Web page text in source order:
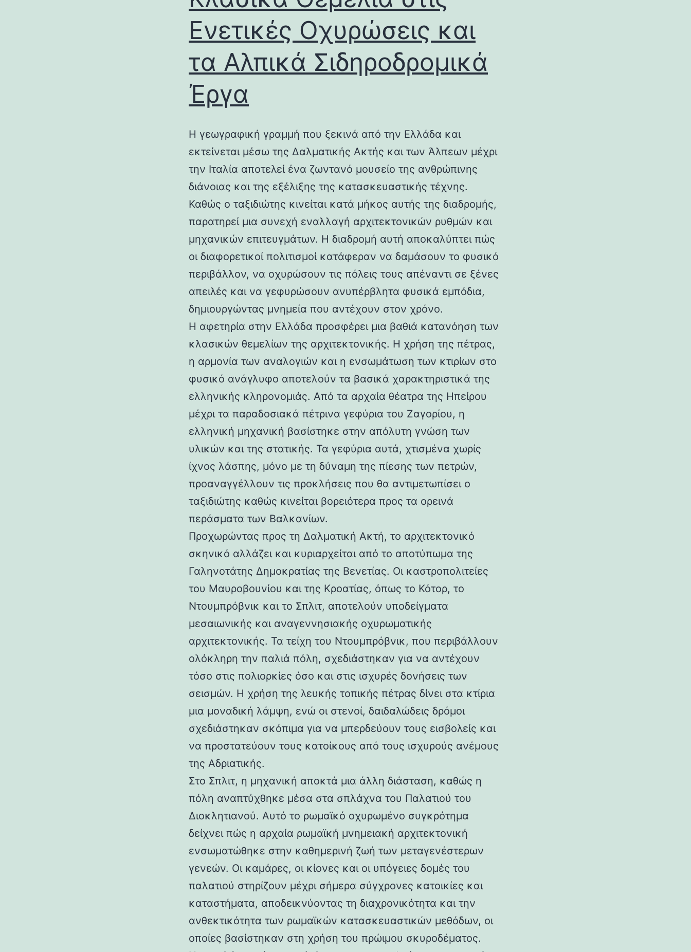
Ενετικές Οχυρώσεις και
τα Αλπικά Σιδηροδρομικά
Έργα
Η γεωγραφική γραμμή που ξεκινά από την Ελλάδα και
εκτείνεται μέσω της Δαλματικής Ακτής και των Άλπεων μέχρι
την Ιταλία αποτελεί ένα ζωντανό μουσείο της ανθρώπινης
διάνοιας και της εξέλιξης της κατασκευαστικής τέχνης.
Καθώς ο ταξιδιώτης κινείται κατά μήκος αυτής της διαδρομής,
παρατηρεί μια συνεχή εναλλαγή αρχιτεκτονικών ρυθμών και
μηχανικών επιτευγμάτων. Η διαδρομή αυτή αποκαλύπτει πώς
οι διαφορετικοί πολιτισμοί κατάφεραν να δαμάσουν το φυσικό
περιβάλλον, να οχυρώσουν τις πόλεις τους απέναντι σε ξένες
απειλές και να γεφυρώσουν ανυπέρβλητα φυσικά εμπόδια,
δημιουργώντας μνημεία που αντέχουν στον χρόνο.
Η αφετηρία στην Ελλάδα προσφέρει μια βαθιά κατανόηση των
κλασικών θεμελίων της αρχιτεκτονικής. Η χρήση της πέτρας,
η αρμονία των αναλογιών και η ενσωμάτωση των κτιρίων στο
φυσικό ανάγλυφο αποτελούν τα βασικά χαρακτηριστικά της
ελληνικής κληρονομιάς. Από τα αρχαία θέατρα της Ηπείρου
μέχρι τα παραδοσιακά πέτρινα γεφύρια του Ζαγορίου, η
ελληνική μηχανική βασίστηκε στην απόλυτη γνώση των
υλικών και της στατικής. Τα γεφύρια αυτά, χτισμένα χωρίς
ίχνος λάσπης, μόνο με τη δύναμη της πίεσης των πετρών,
προαναγγέλλουν τις προκλήσεις που θα αντιμετωπίσει ο
ταξιδιώτης καθώς κινείται βορειότερα προς τα ορεινά
περάσματα των Βαλκανίων.
Προχωρώντας προς τη Δαλματική Ακτή, το αρχιτεκτονικό
σκηνικό αλλάζει και κυριαρχείται από το αποτύπωμα της
Γαληνοτάτης Δημοκρατίας της Βενετίας. Οι καστροπολιτείες
του Μαυροβουνίου και της Κροατίας, όπως το Κότορ, το
Ντουμπρόβνικ και το Σπλιτ, αποτελούν υποδείγματα
μεσαιωνικής και αναγεννησιακής οχυρωματικής
αρχιτεκτονικής. Τα τείχη του Ντουμπρόβνικ, που περιβάλλουν
ολόκληρη την παλιά πόλη, σχεδιάστηκαν για να αντέχουν
τόσο στις πολιορκίες όσο και στις ισχυρές δονήσεις των
σεισμών. Η χρήση της λευκής τοπικής πέτρας δίνει στα κτίρια
μια μοναδική λάμψη, ενώ οι στενοί, δαιδαλώδεις δρόμοι
σχεδιάστηκαν σκόπιμα για να μπερδεύουν τους εισβολείς και
να προστατεύουν τους κατοίκους από τους ισχυρούς ανέμους
της Αδριατικής.
Στο Σπλιτ, η μηχανική αποκτά μια άλλη διάσταση, καθώς η
πόλη αναπτύχθηκε μέσα στα σπλάχνα του Παλατιού του
Διοκλητιανού. Αυτό το ρωμαϊκό οχυρωμένο συγκρότημα
δείχνει πώς η αρχαία ρωμαϊκή μνημειακή αρχιτεκτονική
ενσωματώθηκε στην καθημερινή ζωή των μεταγενέστερων
γενεών. Οι καμάρες, οι κίονες και οι υπόγειες δομές του
παλατιού στηρίζουν μέχρι σήμερα σύγχρονες κατοικίες και
καταστήματα, αποδεικνύοντας τη διαχρονικότητα και την
ανθεκτικότητα των ρωμαϊκών κατασκευαστικών μεθόδων, οι
οποίες βασίστηκαν στη χρήση του πρώιμου σκυροδέματος.